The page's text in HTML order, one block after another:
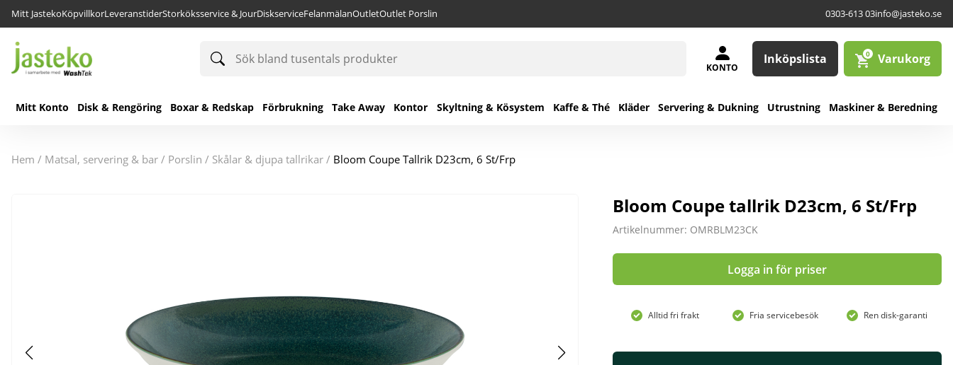
Mitt JastekoKöpvillkorLeveranstiderStorköksservice & JourDiskserviceFelanmälanOutletOutlet Porslin 0303-613 03info@jasteko.se
Sök
bland
produkter
KONTO
Inköpslista 0 Varukorg
Mitt Konto Disk & Rengöring Boxar & Redskap Förbrukning Take Away Kontor Skyltning & Kösystem Kaffe & Thé Kläder Servering & Dukning Utrustning Maskiner & Beredning
hem / matsal, servering & bar / porslin / skålar & djupa tallrikar / Bloom Coupe Tallrik D23cm, 6 St/Frp
Bloom Coupe tallrik D23cm, 6 St/Frp
Artikelnummer: OMRBLM23CK
Logga in för priser
Alltid fri frakt Fria servicebesök Ren disk-garanti